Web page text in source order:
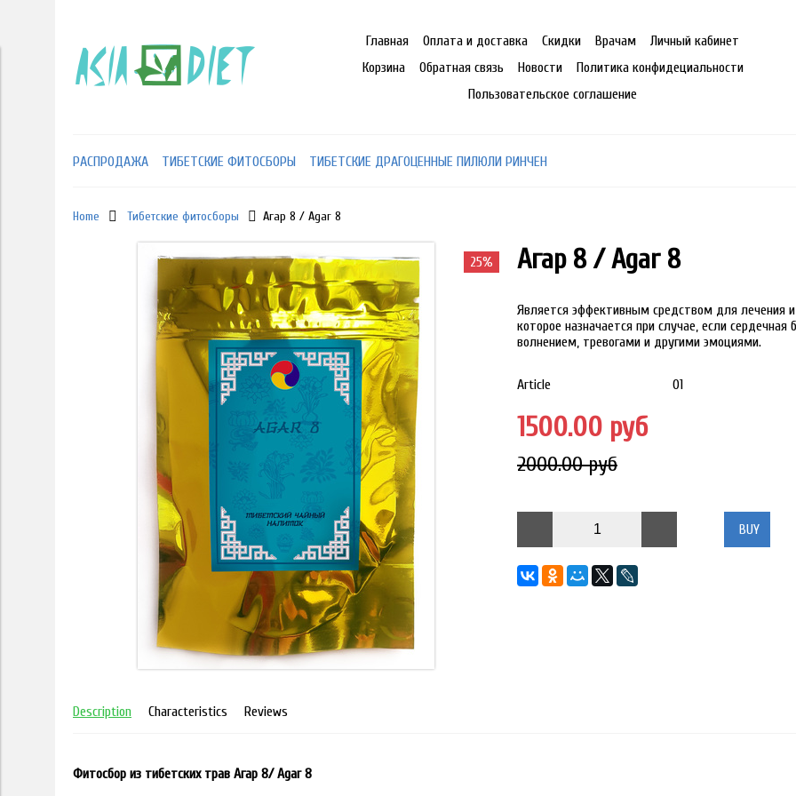
Главная Оплата и доставка Скидки Врачам
Личный кабинет
Корзина
Обратная связь Новости
Политика конфидециальности
Пользовательское соглашение
РАСПРОДАЖА ТИБЕТСКИЕ ФИТОСБОРЫ ТИБЕТСКИЕ ДРАГОЦЕННЫЕ ПИЛЮЛИ РИНЧЕН
Home Тибетские фитосборы Агар 8 / Agar 8
25% Агар 8 / Agar 8
Является эффективным средством для лечения
которое назначается при случае, если
волнением, тревогами и другими эмоциями.
Article 01
1500.00 руб
2000.00 руб
BUY
Description Characteristics Reviews
Фитосбор из тибетских трав Агар 8/ Agar 8